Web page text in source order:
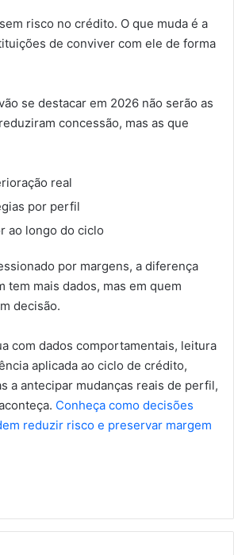
risco no crédito. O que muda é a
de conviver com ele de forma
se destacar em 2026 não serão as
concessão, mas as que
real
por perfil
ao longo do ciclo
por margens, a diferença
tem mais dados, mas em quem
decisão.
com dados comportamentais, leitura
aplicada ao ciclo de crédito,
a antecipar mudanças reais de perfil,
Conheça como decisões
reduzir risco e preservar margem